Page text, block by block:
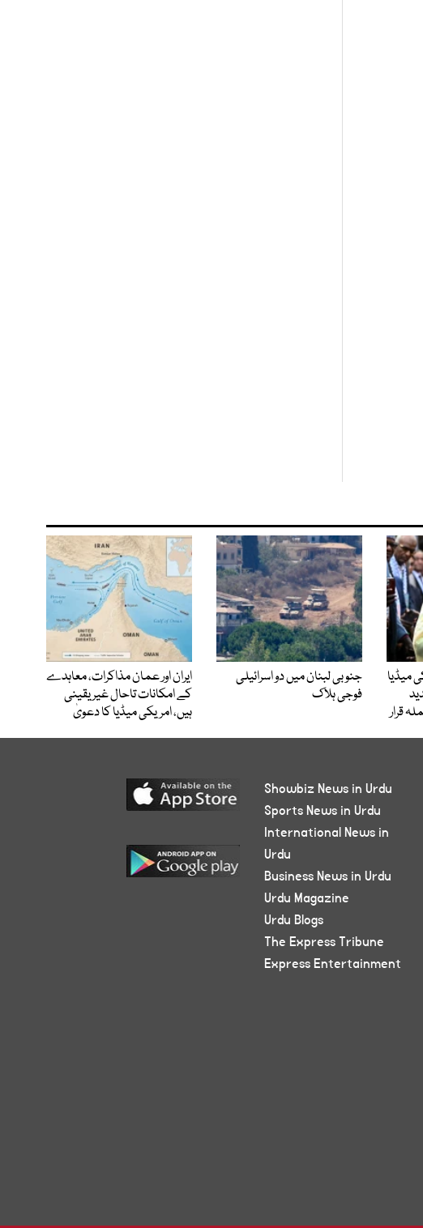
میڈیا
قرار
جنوبی لبنان میں دو اسرائیلی
فوجی ہلاک
ایران اور عمان مذاکرات، معاہدے
کے امکانات تاحال غیر یقینی
ہیں، امریکی میڈیا کا دعویٰ
Showbiz News in Urdu
Sports News in Urdu
International News in
Urdu
Business News in Urdu
Urdu Magazine
Urdu Blogs
The Express Tribune
Express Entertainment